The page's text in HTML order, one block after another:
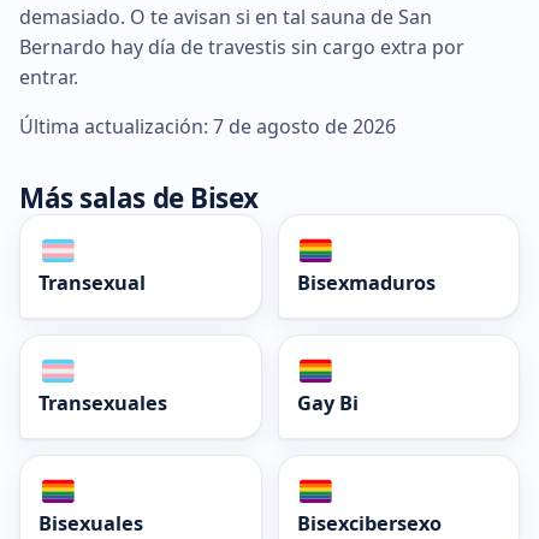
demasiado. O te avisan si en tal sauna de San
Bernardo hay día de travestis sin cargo extra por
entrar.
Última actualización: 7 de agosto de 2026
Más salas de Bisex
Transexual Bisexmaduros
Transexuales Gay Bi
Bisexuales Bisexcibersexo